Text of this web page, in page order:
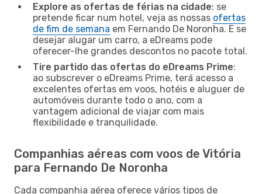
Explore as ofertas de férias na cidade: se
pretende ficar num hotel, veja as nossas ofertas
de fim de semana em Fernando De Noronha. E se
desejar alugar um carro, a eDreams pode
oferecer-lhe grandes descontos no pacote total.
Tire partido das ofertas do eDreams Prime:
ao subscrever o eDreams Prime, terá acesso a
excelentes ofertas em voos, hotéis e aluguer de
automóveis durante todo o ano, com a
vantagem adicional de viajar com mais
flexibilidade e tranquilidade.
Companhias aéreas com voos de Vitória
para Fernando De Noronha
Cada companhia aérea oferece vários tipos de